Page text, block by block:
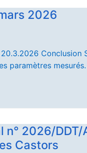
2026
20.3.2026
paramètres mesurés.
2026/
Castors